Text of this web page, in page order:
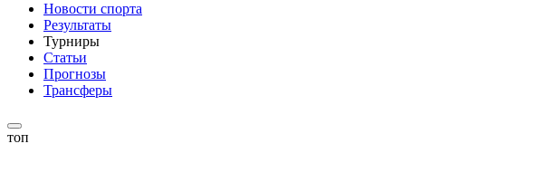
Новости спорта
Результаты
Турниры
Статьи
Прогнозы
Трансферы
топ